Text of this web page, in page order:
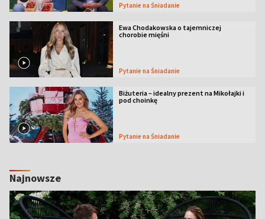
Pytanie na Śniadanie
Ewa Chodakowska o tajemniczej
chorobie mięśni
Pytanie na Śniadanie
Biżuteria – idealny prezent na Mikołajki i
pod choinkę
Pytanie na Śniadanie
Najnowsze